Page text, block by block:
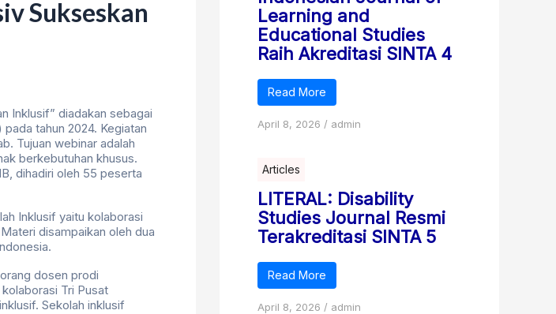
Sukseskan
Inklusif” diadakan sebagai
tahun 2024. Kegiatan
Tujuan webinar adalah
berkebutuhan khusus.
dihadiri oleh 55 peserta
Inklusif yaitu kolaborasi
disampaikan oleh dua
dosen prodi
Tri Pusat
Sekolah inklusif
Learning and
Educational Studies
Raih Akreditasi SINTA 4
Read More
April 8, 2026 / admin
Articles
LITERAL: Disability
Studies Journal Resmi
Terakreditasi SINTA 5
Read More
April 8, 2026 / admin